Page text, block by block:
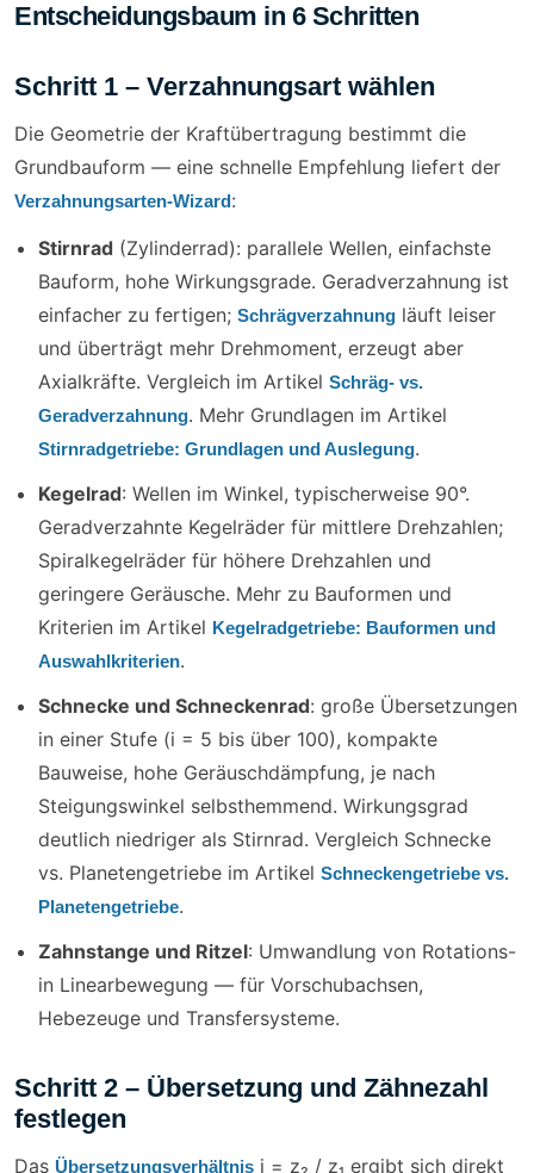
Entscheidungsbaum in 6 Schritten
Schritt 1 – Verzahnungsart wählen
Die Geometrie der Kraftübertragung bestimmt die
Grundbauform — eine schnelle Empfehlung liefert der
Verzahnungsarten-Wizard:
Stirnrad (Zylinderrad): parallele Wellen, einfachste
Bauform, hohe Wirkungsgrade. Geradverzahnung ist
einfacher zu fertigen; Schrägverzahnung läuft leiser
und überträgt mehr Drehmoment, erzeugt aber
Axialkräfte. Vergleich im Artikel Schräg- vs.
Geradverzahnung. Mehr Grundlagen im Artikel
Stirnradgetriebe: Grundlagen und Auslegung.
Kegelrad: Wellen im Winkel, typischerweise 90°.
Geradverzahnte Kegelräder für mittlere Drehzahlen;
Spiralkegelräder für höhere Drehzahlen und
geringere Geräusche. Mehr zu Bauformen und
Kriterien im Artikel Kegelradgetriebe: Bauformen und
Auswahlkriterien.
Schnecke und Schneckenrad: große Übersetzungen
in einer Stufe (i = 5 bis über 100), kompakte
Bauweise, hohe Geräuschdämpfung, je nach
Steigungswinkel selbsthemmend. Wirkungsgrad
deutlich niedriger als Stirnrad. Vergleich Schnecke
vs. Planetengetriebe im Artikel Schneckengetriebe vs.
Planetengetriebe.
Zahnstange und Ritzel: Umwandlung von Rotations-
in Linearbewegung — für Vorschubachsen,
Hebezeuge und Transfersysteme.
Schritt 2 – Übersetzung und Zähnezahl
festlegen
Das Übersetzungsverhältnis i = z₂ / z₁ ergibt sich direkt